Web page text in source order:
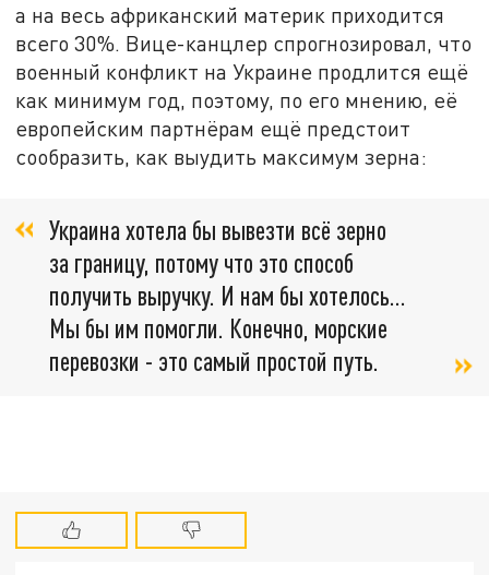
а на весь африканский материк приходится
всего 30%. Вице-канцлер спрогнозировал, что
военный конфликт на Украине продлится ещё
как минимум год, поэтому, по его мнению, её
европейским партнёрам ещё предстоит
сообразить, как выудить максимум зерна:
Украина хотела бы вывезти всё зерно
за границу, потому что это способ
получить выручку. И нам бы хотелось...
Мы бы им помогли. Конечно, морские
перевозки - это самый простой путь.